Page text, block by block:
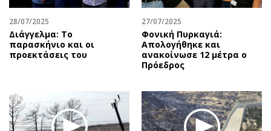
28/07/2025
Διάγγελμα: Το
παρασκήνιο και οι
προεκτάσεις του
27/07/2025
Φονική Πυρκαγιά:
Απολογήθηκε και
ανακοίνωσε 12 μέτρα ο
Πρόεδρος